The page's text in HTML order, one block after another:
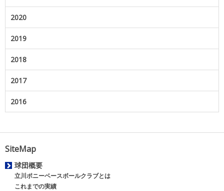
2020
2019
2018
2017
2016
SiteMap
球団概要
立川ポニーベースボールクラブとは
これまでの実績